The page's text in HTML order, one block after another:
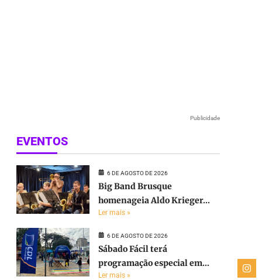
Publicidade
EVENTOS
6 DE AGOSTO DE 2026
Big Band Brusque
homenageia Aldo Krieger...
Ler mais »
6 DE AGOSTO DE 2026
Sábado Fácil terá
programação especial em...
Ler mais »